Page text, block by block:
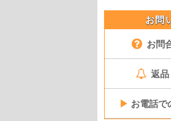
お問
お問
返
▶ お電話で